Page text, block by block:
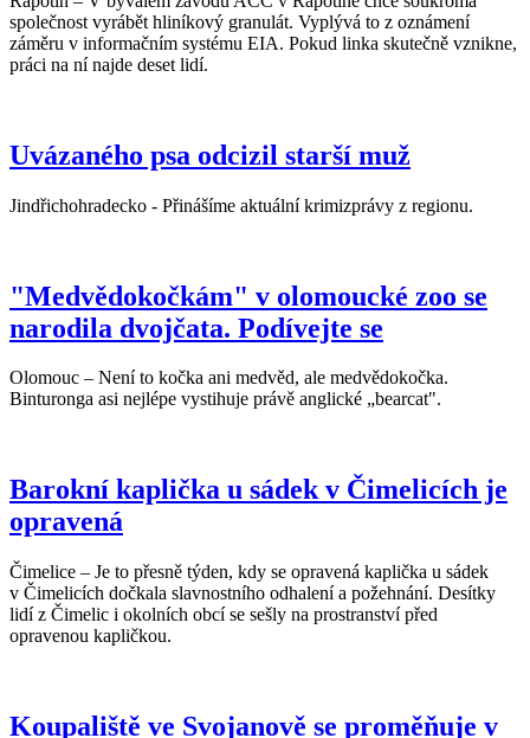
společnost vyrábět hliníkový granulát. Vyplývá to z oznámení
záměru v informačním systému EIA. Pokud linka skutečně vznikne,
práci na ní najde deset lidí.
Uvázaného psa odcizil starší muž
Jindřichohradecko - Přinášíme aktuální krimizprávy z regionu.
"Medvědokočkám" v olomoucké zoo se
narodila dvojčata. Podívejte se
Olomouc – Není to kočka ani medvěd, ale medvědokočka.
Binturonga asi nejlépe vystihuje právě anglické „bearcat".
Barokní kaplička u sádek v Čimelicích je
opravená
Čimelice – Je to přesně týden, kdy se opravená kaplička u sádek
v Čimelicích dočkala slavnostního odhalení a požehnání. Desítky
lidí z Čimelic i okolních obcí se sešly na prostranství před
opravenou kapličkou.
Koupaliště ve Svojanově se proměňuje v